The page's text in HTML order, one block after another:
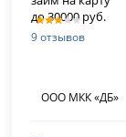
9 отзывов
ООО МКК «ДБ»